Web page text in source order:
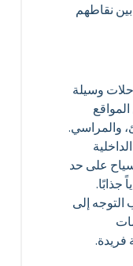
نقاطهم
وسيلة
والمراسي.
على حد
إلى